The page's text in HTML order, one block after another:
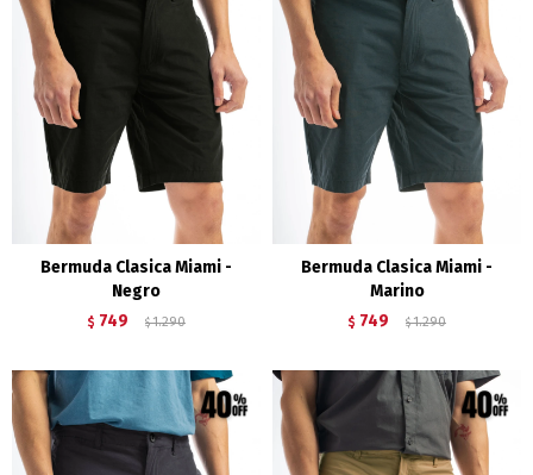
Bermuda Clasica Miami -
Negro
$ 749 $ 1.290
Bermuda Clasica Miami -
Marino
$ 749 $ 1.290